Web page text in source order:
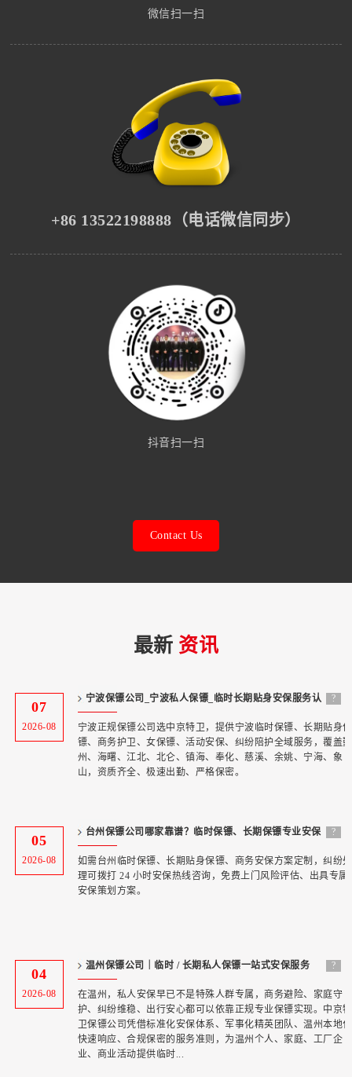
微信扫一扫
+86 13522198888（电话微信同步）
抖音扫一扫
Contact Us
最新 资讯
07
2026-08
?
宁波保镖公司_宁波私人保镖_临时长期贴身安保服务认
准中京特卫
宁波正规保镖公司选中京特卫，提供宁波临时保镖、长期贴身保
镖、商务护卫、女保镖、活动安保、纠纷陪护全域服务，覆盖鄞
州、海曙、江北、北仑、镇海、奉化、慈溪、余姚、宁海、象
山，资质齐全、极速出勤、严格保密。
05
2026-08
?
台州保镖公司哪家靠谱？临时保镖、长期保镖专业安保
服务首选 —
如需台州临时保镖、长期贴身保镖、商务安保方案定制，纠纷处
理可拨打 24 小时安保热线咨询，免费上门风险评估、出具专属
安保策划方案。
04
2026-08
?
温州保镖公司｜临时 / 长期私人保镖一站式安保服务
—— 中
在温州，私人安保早已不是特殊人群专属，商务避险、家庭守
护、纠纷维稳、出行安心都可以依靠正规专业保镖实现。中京特
卫保镖公司凭借标准化安保体系、军事化精英团队、温州本地化
快速响应、合规保密的服务准则，为温州个人、家庭、工厂企
业、商业活动提供临时...